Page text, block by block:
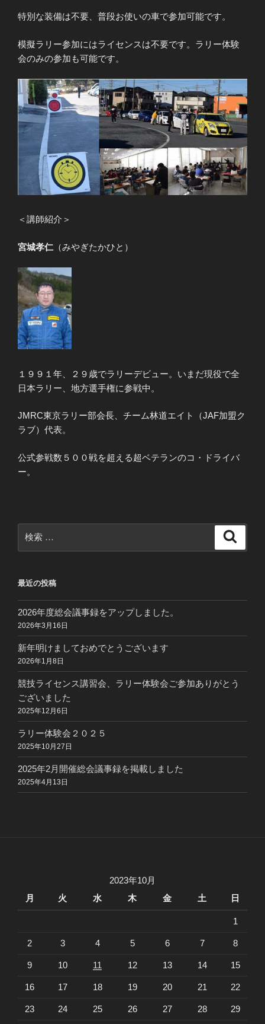
特別な装備は不要、普段お使いの車で参加可能です。
模擬ラリー参加にはライセンスは不要です。ラリー体験
会のみの参加も可能です。
＜講師紹介＞
宮城孝仁 （みやぎたかひと）
１９９１年、２９歳でラリーデビュー。いまだ現役で全
日本ラリー、地方選手権に参戦中。
JMRC東京ラリー部会長、チーム林道エイト（JAF加盟ク
ラブ）代表。
公式参戦数５００戦を超える超ベテランのコ・ドライバ
ー。
索:
最近の投稿
2026年度総会議事録をアップしました。
2026年3月16日
新年明けましておめでとうございます
2026年1月8日
競技ライセンス講習会、ラリー体験会ご参加ありがとう
ございました
2025年12月6日
ラリー体験会２０２５
2025年10月27日
2025年2月開催総会議事録を掲載しました
2025年4月13日
2023年10月
月
火 水 木 金 土 日
1
2 3 4 5 6 7 8
9 10 11 12 13 14 15
16 17 18 19 20 21 22
23 24 25 26 27 28 29